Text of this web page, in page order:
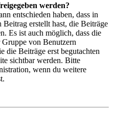
werden?
entschieden haben, dass in
erstellt hast, die Beiträge
Es ist auch möglich, dass die
von Benutzern
die Beiträge erst begutachten
sichtbar werden. Bitte
wenn du weitere